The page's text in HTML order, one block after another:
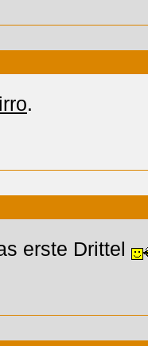
.
erste Drittel